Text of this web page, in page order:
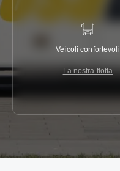
Veicoli confortevoli
La nostra flotta